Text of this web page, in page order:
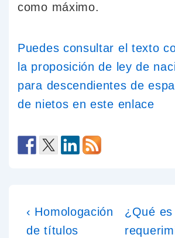
como máximo.
Puedes consultar el texto
la proposición de ley de
para descendientes de
de nietos en este enlace
‹ Homologación
de títulos
¿Qué es